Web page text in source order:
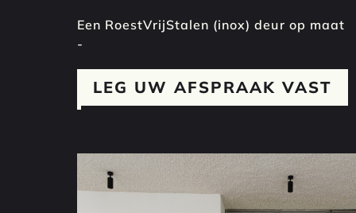
Een RoestVrijStalen (inox) deur op maat
-
LEG UW AFSPRAAK VAST